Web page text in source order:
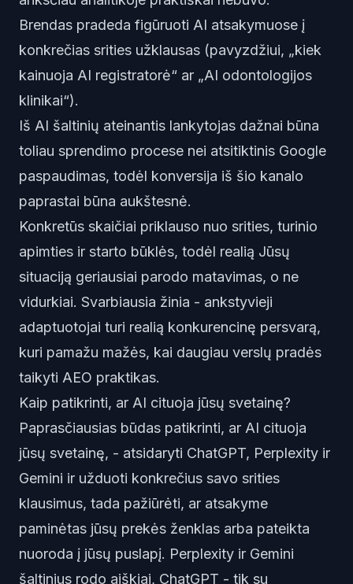
Brendas pradeda figūruoti AI atsakymuose į
konkrečias srities užklausas (pavyzdžiui, „kiek
kainuoja AI registratorė“ ar „AI odontologijos
klinikai“).
Iš AI šaltinių ateinantis lankytojas dažnai būna
toliau sprendimo procese nei atsitiktinis Google
paspaudimas, todėl konversija iš šio kanalo
paprastai būna aukštesnė.
Konkretūs skaičiai priklauso nuo srities, turinio
apimties ir starto būklės, todėl realią Jūsų
situaciją geriausiai parodo matavimas, o ne
vidurkiai. Svarbiausia žinia - ankstyvieji
adaptuotojai turi realią konkurencinę persvarą,
kuri pamažu mažės, kai daugiau verslų pradės
taikyti AEO praktikas.
Kaip patikrinti, ar AI cituoja jūsų svetainę?
Paprasčiausias būdas patikrinti, ar AI cituoja
jūsų svetainę, - atsidaryti ChatGPT, Perplexity ir
Gemini ir užduoti konkrečius savo srities
klausimus, tada pažiūrėti, ar atsakyme
paminėtas jūsų prekės ženklas arba pateikta
nuoroda į jūsų puslapį. Perplexity ir Gemini
šaltinius rodo aiškiai, ChatGPT - tik su